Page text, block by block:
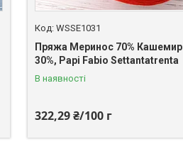
WSSE1031
Пряжа Меринос 70% Кашемир
30%, Papi Fabio Settantatrenta
В наявності
322,29 ₴/100 г